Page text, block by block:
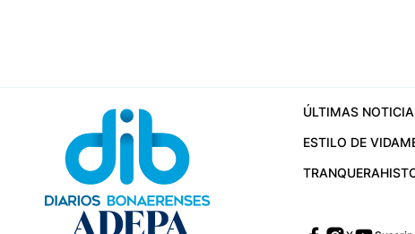
ÚLTIMAS
ESTILO DE VIDA
TRANQUERA